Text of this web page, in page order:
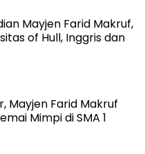
Mayjen Farid Makruf,
of Hull, Inggris dan
Mayjen Farid Makruf
Mimpi di SMA 1